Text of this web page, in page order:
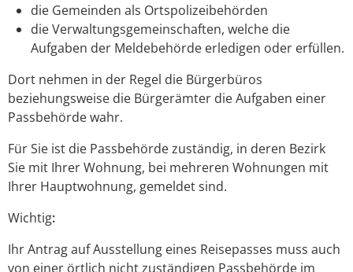
die Gemeinden als Ortspolizeibehörden
die Verwaltungsgemeinschaften, welche die
Aufgaben der Meldebehörde erledigen oder erfüllen.
Dort nehmen in der Regel die Bürgerbüros
beziehungsweise die Bürgerämter die Aufgaben einer
Passbehörde wahr.
Für Sie ist die Passbehörde zuständig, in deren Bezirk
Sie mit Ihrer Wohnung, bei mehreren Wohnungen mit
Ihrer Hauptwohnung, gemeldet sind.
Wichtig:
Ihr Antrag auf Ausstellung eines Reisepasses muss auch
von einer örtlich nicht zuständigen Passbehörde im